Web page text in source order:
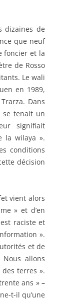
dizaines de
que neuf
foncier et la
de Rosso
Le wali
en 1989,
Dans
se tenait un
signifiait
la wilaya ».
conditions
décision
vient alors
» et d’en
raciste et
».
et de
allons
terres ».
ans » –
t-il qu’une